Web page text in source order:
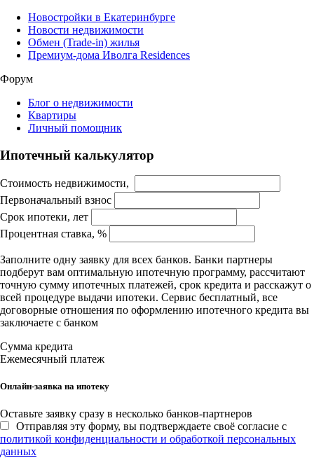
Новостройки в Екатеринбурге
Новости недвижимости
Обмен (Trade-in) жилья
Премиум-дома Иволга Residences
Форум
Блог о недвижимости
Квартиры
Личный помощник
Ипотечный калькулятор
Стоимость недвижимости,
Первоначальный взнос
Срок ипотеки, лет
Процентная ставка, %
Заполните одну заявку для всех банков. Банки партнеры
подберут вам оптимальную ипотечную программу, рассчитают
точную сумму ипотечных платежей, срок кредита и расскажут о
всей процедуре выдачи ипотеки. Сервис бесплатный, все
договорные отношения по оформлению ипотечного кредита вы
заключаете с банком
Сумма кредита
Ежемесячный платеж
Онлайн-заявка на ипотеку
Оставьте заявку сразу в несколько банков-партнеров
Отправляя эту форму, вы подтверждаете своё согласие с
политикой конфиденциальности и обработкой персональных
данных